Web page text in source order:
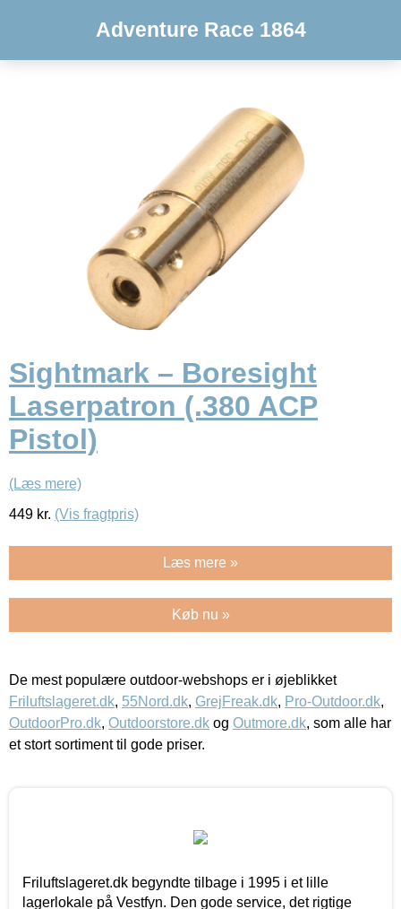
Adventure Race 1864
Sightmark – Boresight
Laserpatron (.380 ACP
Pistol)
(Læs mere)
449 kr. (Vis fragtpris)
Læs mere »
Køb nu »
De mest populære outdoor-webshops er i øjeblikket
Friluftslageret.dk, 55Nord.dk, GrejFreak.dk, Pro-Outdoor.dk,
OutdoorPro.dk, Outdoorstore.dk og Outmore.dk, som alle har
et stort sortiment til gode priser.
Friluftslageret.dk begyndte tilbage i 1995 i et lille
lagerlokale på Vestfyn. Den gode service, det rigtige